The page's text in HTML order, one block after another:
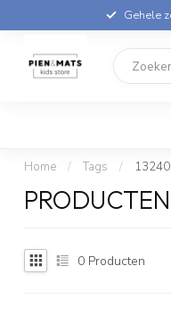
Gehele
Home / Tags /
0 Producten